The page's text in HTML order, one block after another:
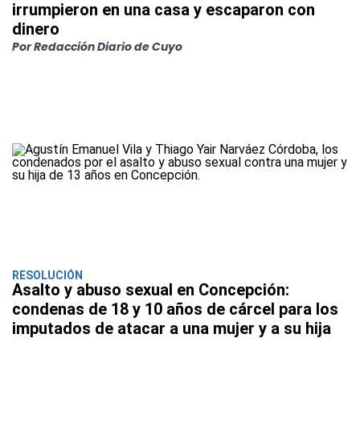
irrumpieron en una casa y escaparon con
dinero
Por Redacción Diario de Cuyo
RESOLUCIÓN
Asalto y abuso sexual en Concepción:
condenas de 18 y 10 años de cárcel para los
imputados de atacar a una mujer y a su hija